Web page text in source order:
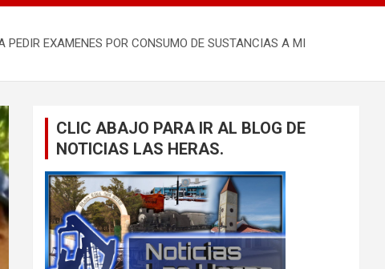
PEDIR EXAMENES POR CONSUMO DE SUSTANCIAS A MI
CLIC ABAJO PARA IR AL BLOG DE
NOTICIAS LAS HERAS.